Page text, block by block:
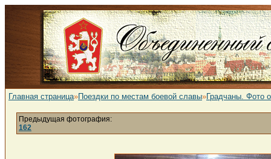
Главная страница»Поездки по местам боевой славы»Градчаны. Фото
Предыдущая фотография:
162